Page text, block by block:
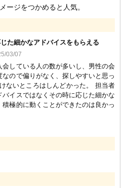
ージをつかめると人気。
た細かなアドバイスをもらえる
03/07
会している人の数が多いし、男性の会
ので偏りがなく、探しやすいと思っ
ないところはしんどかった。 担当者
イスではなくその時に応じた細かな
極的に動くことができたのは良かっ